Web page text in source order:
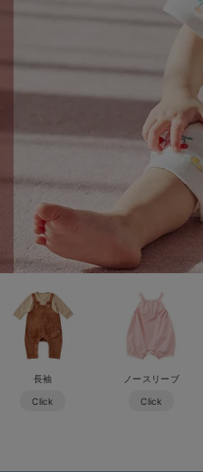
長袖
Click
ノースリーブ
Click